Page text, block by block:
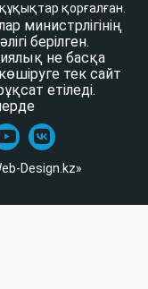
қорғалған.
министрлігінің
берілген.
не басқа
тек сайт
етіледі.
Design.kz»